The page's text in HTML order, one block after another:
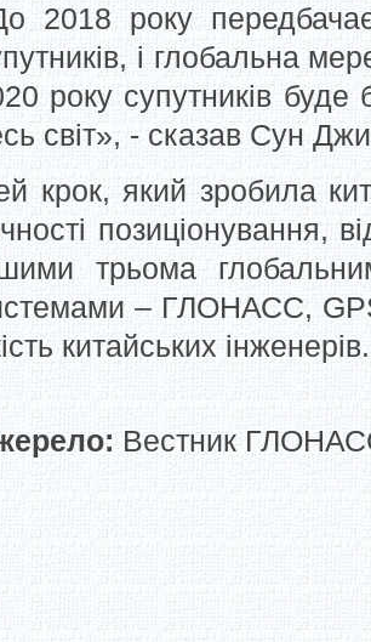
2018 року
і глобальна
року супутників
світ», - сказав Сун
крок, який зробила
позиціонування,
трьома
– ГЛОНАСС, GPS
китайських інженерів.
Вестник